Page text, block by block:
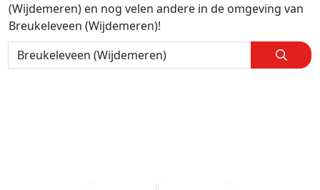
(Wijdemeren) en nog velen andere in de omgeving van
Breukeleveen (Wijdemeren)!